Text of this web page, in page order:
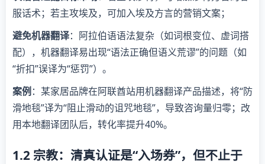
服话术；若主攻埃及，可加入埃及方言的营销文案；
避免机器翻译：阿拉伯语语法复杂（如词根变位、虚词搭
配），机器翻译易出现“语法正确但语义荒谬”的问题（如
“折扣”误译为“惩罚”）。
案例 ：某家居品牌在阿联酋站用机器翻译产品描述，将“防
滑地毯”译为“阻止滑动的诅咒地毯”，导致咨询量归零；改
用本地翻译团队后，转化率提升40%。
1.2 宗教：清真认证是“入场券”，但不止于